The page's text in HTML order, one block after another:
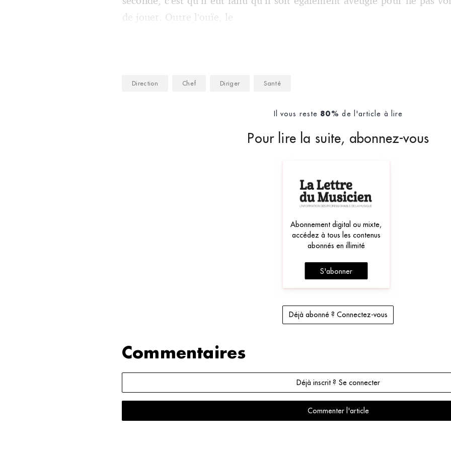
de jouer. Outre l’ouïe, le
Direction Chef Diriger Santé
Il vous reste 80% de l'article à lire
Pour lire la suite, abonnez-vous
Abonnement digital ou mixte,
accédez à tous les contenus
abonnés en illimité
S'abonner
Déjà abonné ? Connectez-vous
Commentaires
Déjà inscrit ? Se connecter
Commenter l'article